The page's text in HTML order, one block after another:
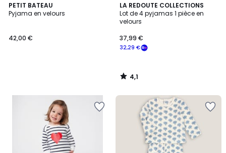
PETIT BATEAU
Pyjama en velours
42,00 €
LA REDOUTE COLLECTIONS
Lot de 4 pyjamas 1 pièce en
velours
32,29 €
37,99 €
4,1
/ 5
4,1
/